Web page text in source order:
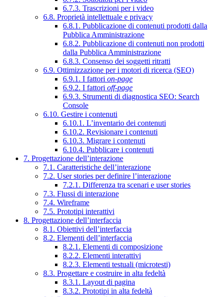
6.7.3. Trascrizioni per i video
6.8. Proprietà intellettuale e privacy
6.8.1. Pubblicazione di contenuti prodotti dalla
Pubblica Amministrazione
6.8.2. Pubblicazione di contenuti non prodotti
dalla Pubblica Amministrazione
6.8.3. Consenso dei soggetti ritratti
6.9. Ottimizzazione per i motori di ricerca (SEO)
6.9.1. I fattori on-page
6.9.2. I fattori off-page
6.9.3. Strumenti di diagnostica SEO: Search
Console
6.10. Gestire i contenuti
6.10.1. L’inventario dei contenuti
6.10.2. Revisionare i contenuti
6.10.3. Migrare i contenuti
6.10.4. Pubblicare i contenuti
7. Progettazione dell’interazione
7.1. Caratteristiche dell’interazione
7.2. User stories per definire l’interazione
7.2.1. Differenza tra scenari e user stories
7.3. Flussi di interazione
7.4. Wireframe
7.5. Prototipi interattivi
8. Progettazione dell’interfaccia
8.1. Obiettivi dell’interfaccia
8.2. Elementi dell’interfaccia
8.2.1. Elementi di composizione
8.2.2. Elementi interattivi
8.2.3. Elementi testuali (microtesti)
8.3. Progettare e costruire in alta fedeltà
8.3.1. Layout di pagina
8.3.2. Prototipi in alta fedeltà